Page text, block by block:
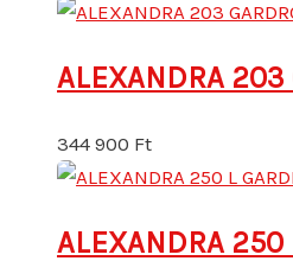
ALEXANDRA 203
344 900 Ft
ALEXANDRA 250